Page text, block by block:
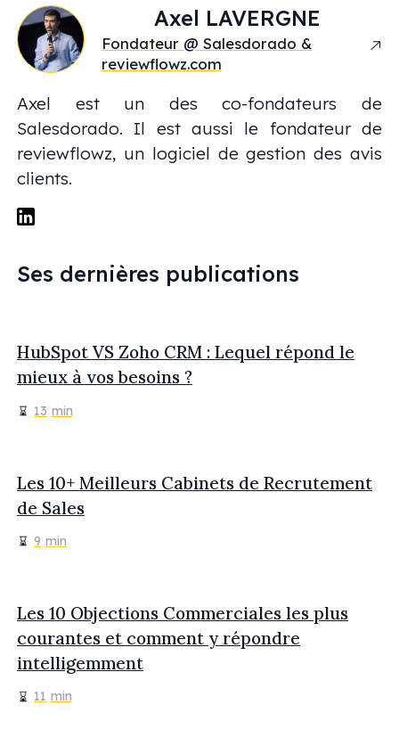
Axel LAVERGNE
Fondateur @ Salesdorado &
reviewflowz.com
Axel est un des co-fondateurs de
Salesdorado. Il est aussi le fondateur de
reviewflowz, un logiciel de gestion des avis
clients.
Ses dernières publications
HubSpot VS Zoho CRM : Lequel répond le
mieux à vos besoins ?
13 min
Les 10+ Meilleurs Cabinets de Recrutement
de Sales
9 min
Les 10 Objections Commerciales les plus
courantes et comment y répondre
intelligemment
11 min